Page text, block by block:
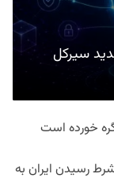
سیرکل
خورده است
رسیدن ایران به